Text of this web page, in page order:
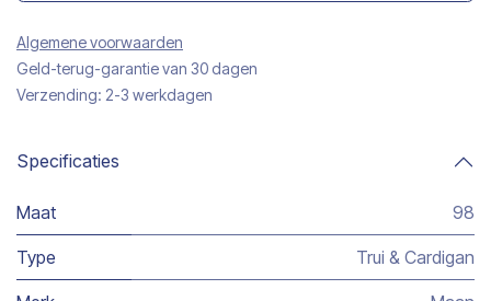
Algemene voorwaarden
Geld-terug-garantie van 30 dagen
Verzending: 2-3 werkdagen
Specificaties
Maat 98
Type Trui & Cardigan